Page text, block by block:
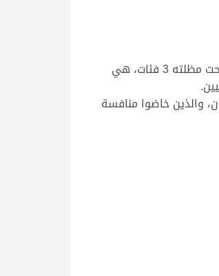
تواصلت لليوم السادس على التوالي فعاليات مهرجان قطر للإبل، المقام حاليًا في ميدان لبصير، تحت شعار “جزيلات العطا”، والذي يضم تحت مظلته 3 فئات، هي
الألوان، والذين خاضوا منافسة